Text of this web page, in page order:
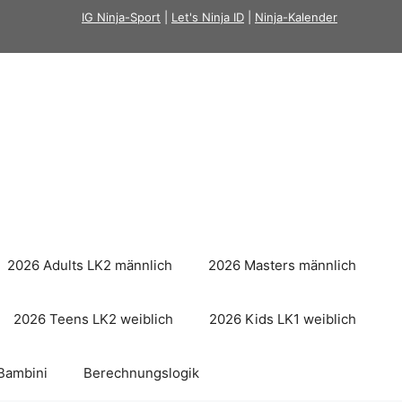
IG Ninja-Sport Let's Ninja ID Ninja-Kalender
2026 Adults LK2 männlich 2026 Masters männlich
2026 Teens LK2 weiblich 2026 Kids LK1 weiblich
Berechnungslogik